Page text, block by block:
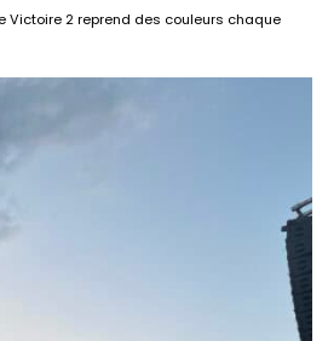
Victoire 2 reprend des couleurs chaque